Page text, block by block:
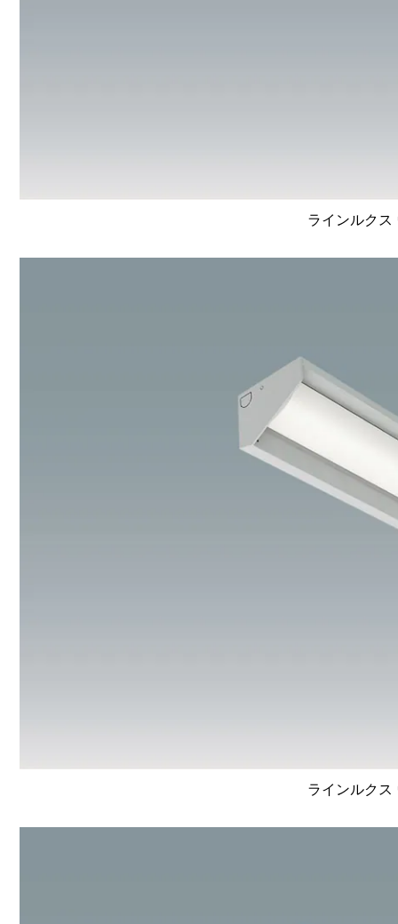
ラインルクス
ラインルクス